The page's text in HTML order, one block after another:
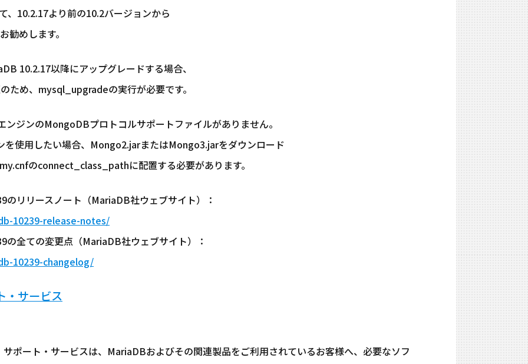
10.2.17より前の10.2バージョンから
めします。
以降にアップグレードする場合、
め、mysql_upgradeの実行が必要です。
ンのMongoDBプロトコルサポートファイルがありません。
用したい場合、Mongo2.jarまたはMongo3.jarをダウンロード
のconnect_class_pathに配置する必要があります。
リリースノート（MariaDB社ウェブサイト）：
10239-release-notes/
全ての変更点（MariaDB社ウェブサイト）：
10239-changelog/
・サービス
ポート・サービスは、MariaDBおよびその関連製品をご利用されているお客様へ、必要なソフ